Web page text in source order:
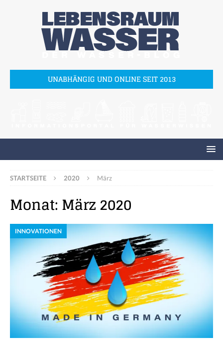
UNABHÄNGIG UND ONLINE SEIT 2013
STARTSEITE 2020 März
Monat: März 2020
INNOVATIONEN